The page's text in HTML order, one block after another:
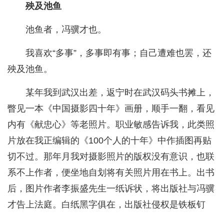
殃及池鱼
池鱼者，冯骥才也。
我喜欢“多事”，多事即有事；自己遭难也罢，还
殃及池鱼。
某年我到武汉出差，返宁时在武汉码头书摊上，
瞥见一本《中国摄影四十年》画册，顺手一翻，看见
内有《献忠心》等老照片。职业敏感告诉我，此类照
片放在我正编辑的《100个人的十年》中作插图再贴
切不过。那年月我对摄影照片的版权没有意识，也联
系不上作者，便坐地自划将有关照片用在书上。出书
后，图片作者李振盛先生一纸诉状，将出版社与冯骥
才告上法庭。白纸黑字俱在，出版社侵权是铁板钉